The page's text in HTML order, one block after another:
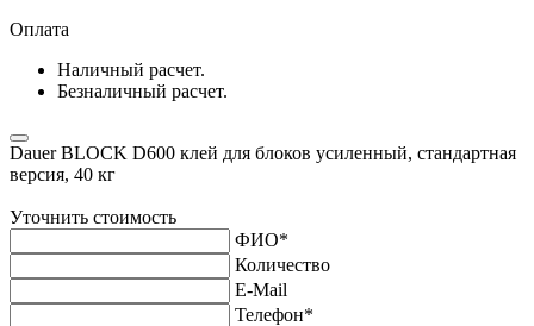
Оплата
Наличный расчет.
Безналичный расчет.
Dauer BLOCK D600 клей для блоков усиленный, стандартная
версия, 40 кг
Уточнить стоимость
ФИО*
Количество
E-Mail
Телефон*